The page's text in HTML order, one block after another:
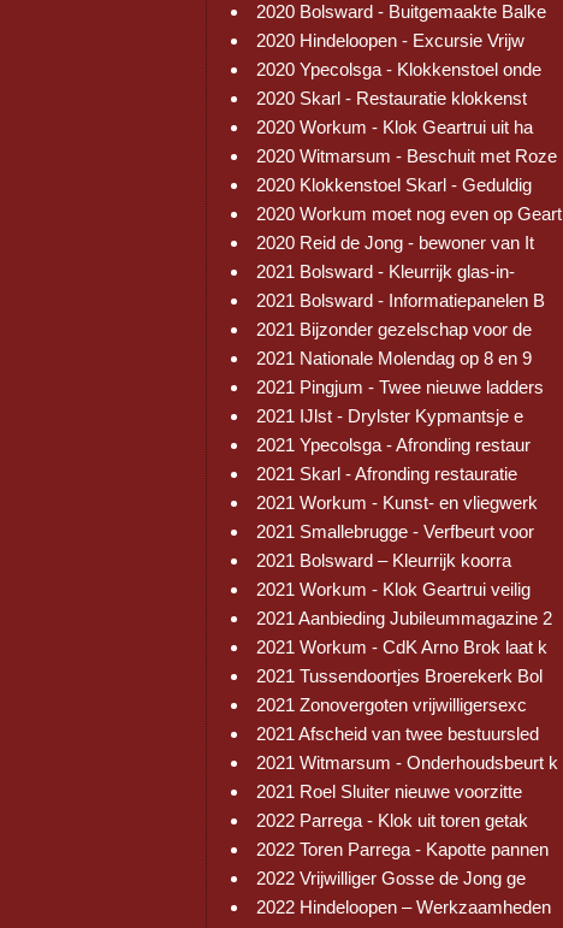
2020 Bolsward - Buitgemaakte Balke
2020 Hindeloopen - Excursie Vrijw
2020 Ypecolsga - Klokkenstoel onde
2020 Skarl - Restauratie klokkenst
2020 Workum - Klok Geartrui uit ha
2020 Witmarsum - Beschuit met Roze
2020 Klokkenstoel Skarl - Geduldig
2020 Workum moet nog even op Geart
2020 Reid de Jong - bewoner van It
2021 Bolsward - Kleurrijk glas-in-
2021 Bolsward - Informatiepanelen B
2021 Bijzonder gezelschap voor de
2021 Nationale Molendag op 8 en 9
2021 Pingjum - Twee nieuwe ladders
2021 IJlst - Drylster Kypmantsje e
2021 Ypecolsga - Afronding restaur
2021 Skarl - Afronding restauratie
2021 Workum - Kunst- en vliegwerk
2021 Smallebrugge - Verfbeurt voor
2021 Bolsward – Kleurrijk koorra
2021 Workum - Klok Geartrui veilig
2021 Aanbieding Jubileummagazine 2
2021 Workum - CdK Arno Brok laat k
2021 Tussendoortjes Broerekerk Bol
2021 Zonovergoten vrijwilligersexc
2021 Afscheid van twee bestuursled
2021 Witmarsum - Onderhoudsbeurt k
2021 Roel Sluiter nieuwe voorzitte
2022 Parrega - Klok uit toren getak
2022 Toren Parrega - Kapotte pannen
2022 Vrijwilliger Gosse de Jong ge
2022 Hindeloopen – Werkzaamheden